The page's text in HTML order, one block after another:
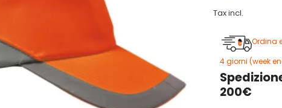
Tax incl.
Ordina
4 giorni (week
200€